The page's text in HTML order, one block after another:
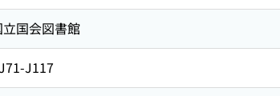
立国会図書館
J117